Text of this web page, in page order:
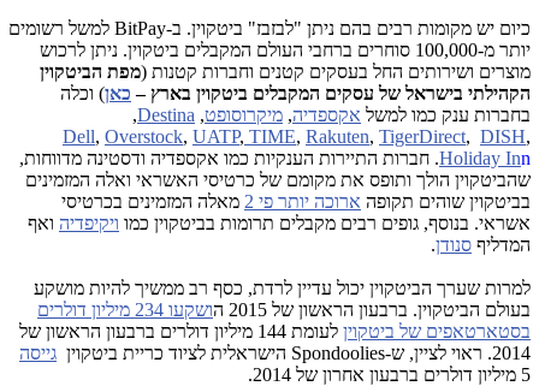
כיום יש מקומות רבים בהם ניתן "לבזבז" ביטקוין. ב-BitPay למשל רשומים
יותר מ-100,000 סוחרים ברחבי העולם המקבלים ביטקוין. ניתן לרכוש
מוצרים ושירותים החל בעסקים קטנים וחברות קטנות (מפת הביטקוין
הקהילתי בישראל של עסקים המקבלים ביטקוין בארץ – כאן) וכלה
בחברות ענק כמו למשל אקספדיה, מיקרוסופט,
Destina
,
Dell, Overstock, UATP, TIME, Rakuten, TigerDirect, DISH,
Holiday Inn
. חברות התיירות הענקיות כמו אקספדיה ודסטינה מדווחות,
שהביטקוין הולך ותופס את מקומם של כרטיסי האשראי ואלה המזמינים
בביטקוין שוהים תקופה ארוכה יותר פי 2
מאלה המזמינים בכרטיסי
אשראי. בנוסף, גופים רבים מקבלים תרומות בביטקוין כמו ויקיפדיה ואף
המדליף סנודן.
למרות שערך הביטקוין יכול עדיין לרדת, כסף רב ממשיך להיות מושקע
בעולם הביטקוין. ברבעון הראשון של 2015 ה
ושקעו 234 מיליון דולרים
בסטארטאפים של ביטקוין
לעומת 144 מיליון דולרים ברבעון הראשון של
2014. ראוי לציין, ש-Spondoolies הישראלית לציוד כריית ביטקוין
גייסה
5 מיליון דולרים ברבעון אחרון של 2014.